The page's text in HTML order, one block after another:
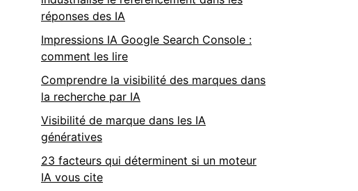
réponses des IA
Impressions IA Google Search Console :
comment les lire
Comprendre la visibilité des marques dans
la recherche par IA
Visibilité de marque dans les IA
génératives
23 facteurs qui déterminent si un moteur
IA vous cite